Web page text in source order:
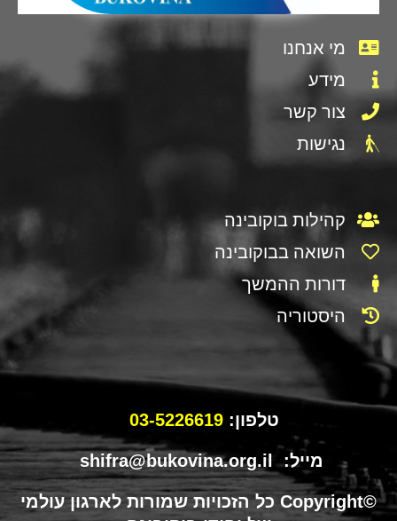
מי אנחנו
מידע
צור קשר
נגישות
קהילות בוקובינה
השואה בבוקובינה
דורות ההמשך
היסטוריה
טלפון:03-5226619
מייל: shifra@bukovina.org.il
©Copyright כל הזכויות שמורות לארגון עולמי